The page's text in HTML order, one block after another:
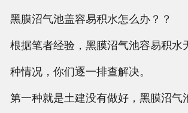
黑膜沼气池盖容易积水怎么办？？
根据笔者经验，黑膜沼气池容易积水
种情况，你们逐一排查解决。
第一种就是土建没有做好，黑膜沼气